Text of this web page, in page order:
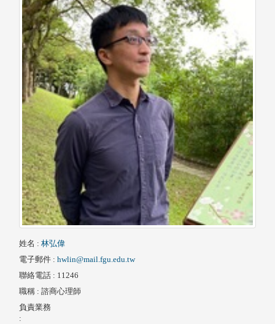
姓名 : 林弘偉
電子郵件 : hwlin@mail.fgu.edu.tw
聯絡電話 : 11246
職稱 : 諮商心理師
負責業務
: